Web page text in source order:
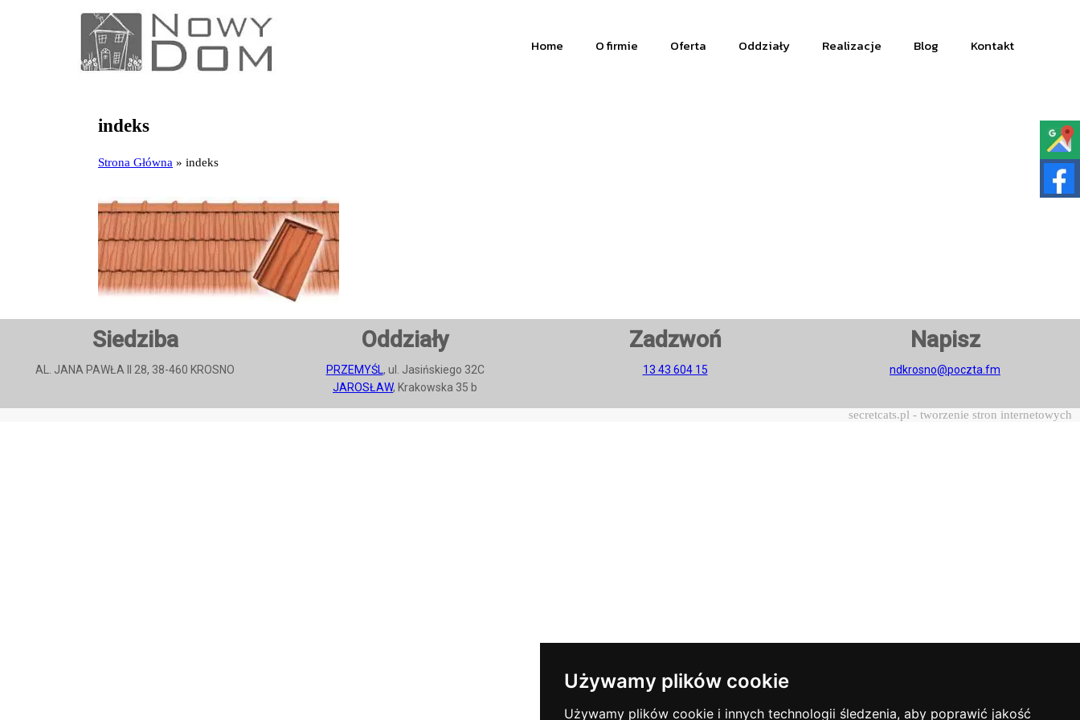
Używamy plików cookie
Używamy plików cookie i innych technologii śledzenia, aby poprawić jakość
Home O firmie Oferta Oddziały Realizacje Blog Kontakt
indeks
Strona Główna » indeks
Siedziba
AL. JANA PAWŁA II 28, 38-460 KROSNO
Oddziały
PRZEMYŚL , ul. Jasińskiego 32C
JAROSŁAW, Krakowska 35 b
Zadzwoń
13 43 604 15
Napisz
ndkrosno@poczta.fm
secretcats.pl - tworzenie stron internetowych